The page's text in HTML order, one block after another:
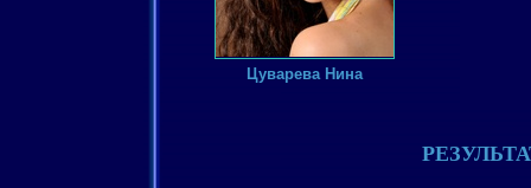
Цуварева Нина